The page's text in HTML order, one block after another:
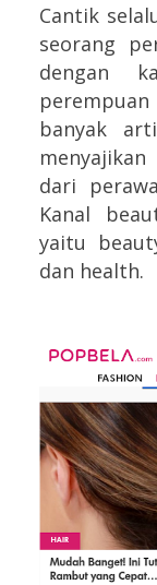
Cantik
seorang
dengan
banyak
dari
Kanal
yaitu
dan health.